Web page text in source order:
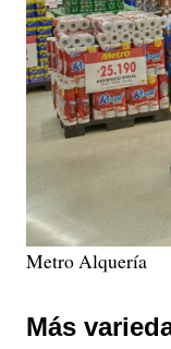
Metro Alquería
Más